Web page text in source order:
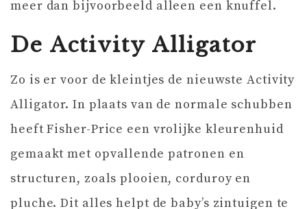
meer dan bijvoorbeeld alleen een knuffel.
De Activity Alligator
Zo is er voor de kleintjes de nieuwste Activity
Alligator. In plaats van de normale schubben
heeft Fisher-Price een vrolijke kleurenhuid
gemaakt met opvallende patronen en
structuren, zoals plooien, corduroy en
pluche. Dit alles helpt de baby’s zintuigen te